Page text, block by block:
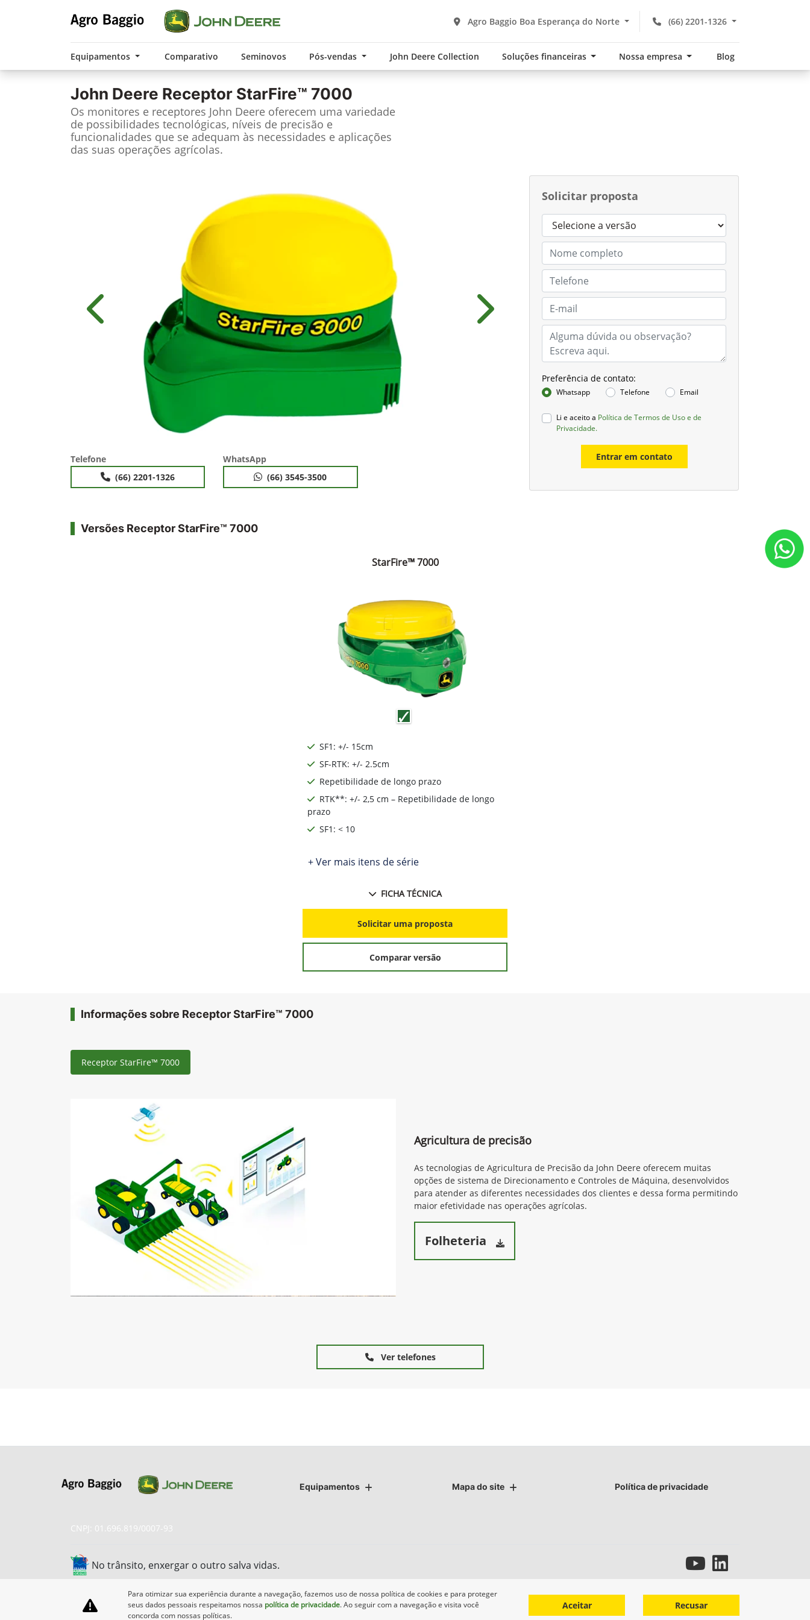
(66) 2201-1326
Agro Baggio Boa Esperança do Norte
Equipamentos Comparativo Seminovos Pós-vendas John Deere Collection Soluções financeiras Nossa empresa Blog
John Deere Receptor StarFire™ 7000
Os monitores e receptores John Deere oferecem uma variedade
de possibilidades tecnológicas, níveis de precisão e
funcionalidades que se adequam às necessidades e aplicações
das suas operações agrícolas.
Solicitar proposta
Preferência de contato:
Whatsapp Telefone Email
Li e aceito a Política de Termos de Uso e de
Privacidade.
Entrar em contato
Anterior Próximo
Telefone
(66) 2201-1326
WhatsApp
(66) 3545-3500
Versões Receptor StarFire™ 7000
StarFire™ 7000
SF1: +/- 15cm
SF-RTK: +/- 2.5cm
Repetibilidade de longo prazo
RTK**: +/- 2,5 cm – Repetibilidade de longo
prazo
SF1: < 10
+ Ver mais itens de série
FICHA TÉCNICA
Solicitar uma proposta
Comparar versão
Informações sobre Receptor StarFire™ 7000
Receptor StarFire™ 7000
Agricultura de precisão
As tecnologias de Agricultura de Precisão da John Deere oferecem muitas
opções de sistema de Direcionamento e Controles de Máquina, desenvolvidos
para atender as diferentes necessidades dos clientes e dessa forma permitindo
maior efetividade nas operações agrícolas.
Folheteria
Ver telefones
Equipamentos Mapa do site Política de privacidade
CNPJ: 01.696.819/0007-93
No trânsito, enxergar o outro salva vidas.
Para otimizar sua experiência durante a navegação, fazemos uso de nossa política de cookies e para proteger
seus dados pessoais respeitamos nossa política de privacidade. Ao seguir com a navegação e visita você
concorda com nossas políticas.
Aceitar Recusar